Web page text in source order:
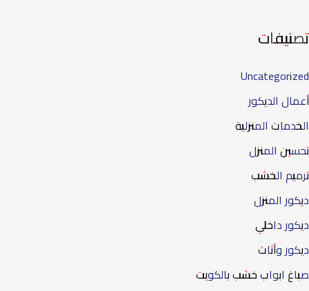
تصنيفات
Uncategorized
أعمال الديكور
الخدمات المنزلية
تحسين المنزل
ترميم الخشب
ديكور المنزل
ديكور داخلي
ديكور وأثاث
صباغ ابواب خشب بالكويت